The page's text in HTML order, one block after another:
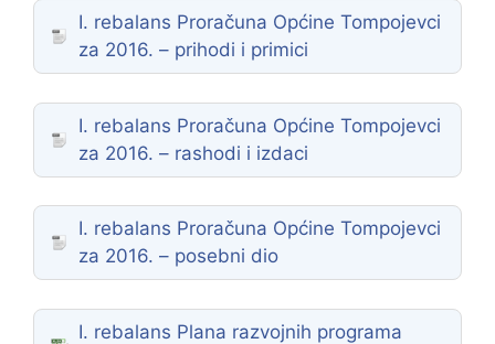
I. rebalans Proračuna Općine Tompojevci
za 2016. – prihodi i primici
I. rebalans Proračuna Općine Tompojevci
za 2016. – rashodi i izdaci
I. rebalans Proračuna Općine Tompojevci
za 2016. – posebni dio
I. rebalans Plana razvojnih programa